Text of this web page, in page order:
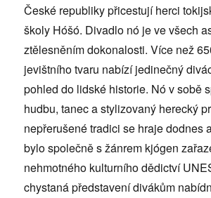
České republiky přicestují herci
školy Hóšó. Divadlo nó je ve všech
ztělesněním dokonalosti. Více než
jevištního tvaru nabízí jedinečný
pohled do lidské historie. Nó v sobě
hudbu, tanec a stylizovaný herecký
nepřerušené tradici se hraje dodnes
bylo společně s žánrem kjógen
nehmotného kulturního dědictví
chystaná představení divákům